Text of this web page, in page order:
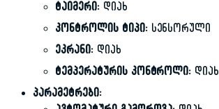
ტაიმერი:დიახ
კონტროლის ტიპი:სენსორული
ეკრანი:დიახ
ტემპერატურის კონტროლი: დიახ
პარამეტრები: